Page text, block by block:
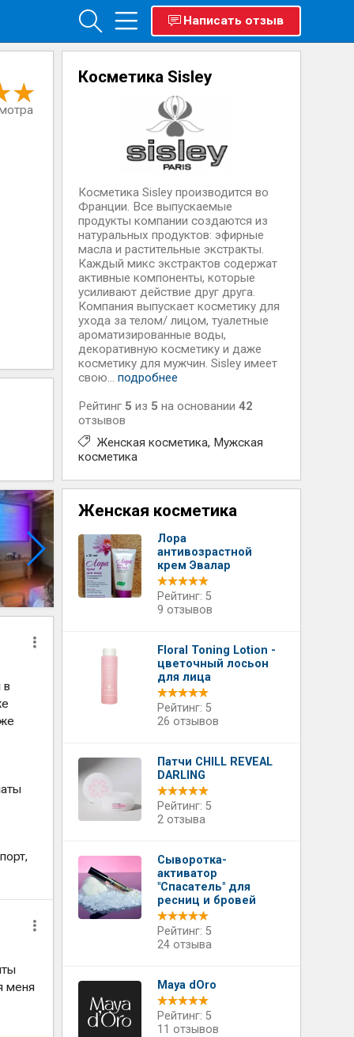
Написать отзыв
в
меня
Косметика Sisley
Косметика Sisley производится во
Франции. Все выпускаемые
продукты компании создаются из
натуральных продуктов: эфирные
масла и растительные экстракты.
Каждый микс экстрактов содержат
активные компоненты, которые
усиливают действие друг друга.
Компания выпускает косметику для
ухода за телом/ лицом, туалетные
ароматизированные воды,
декоративную косметику и даже
косметику для мужчин. Sisley имеет
свою...подробнее
Рейтинг 5 из 5 на основании42
отзывов
Женская косметика Мужская
косметика
Женская косметика
Лора
антивозрастной
крем Эвалар
Рейтинг: 5
9 отзывов
Floral Toning Lotion -
цветочный лосьон
для лица
Рейтинг: 5
26 отзывов
Патчи CHILL REVEAL
DARLING
Рейтинг: 5
2 отзыва
Сыворотка-
активатор
"Спасатель" для
ресниц и бровей
Рейтинг: 5
24 отзыва
Maya dOro
Рейтинг: 5
11 отзывов